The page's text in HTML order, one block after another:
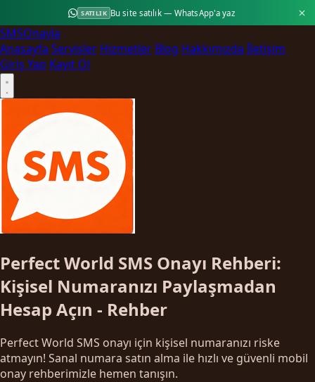
SATILIK Bu site satılık — WhatsApp'a yaz
SMSOnayla
Anasayfa Servisler Hizmetler Blog Hakkımızda İletişim
Giriş Yap Kayıt Ol
Perfect World SMS Onayı Rehberi:
Kişisel Numaranızı Paylaşmadan
Hesap Açın - Rehber
Perfect World SMS onayı için kişisel numaranızı riske
atmayın! Sanal numara satın alma ile hızlı ve güvenli mobil
onay rehberimizle hemen tanışın.